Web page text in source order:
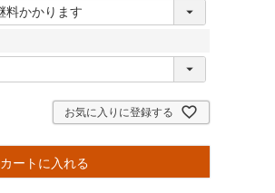
お気に入りに登録する
カートに入れる